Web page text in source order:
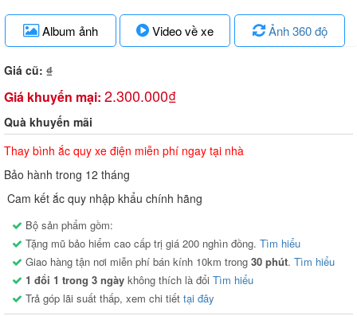
Album ảnh Video về xe Ảnh 360 độ
Giá cũ: ₫
Giá khuyến mại: 2.300.000₫
Quà khuyến mãi
Thay bình ắc quy xe điện miễn phí ngay tại nhà
Bảo hành trong 12 tháng
Cam kết ắc quy nhập khẩu chính hãng
Bộ sản phẩm gồm:
Tặng mũ bảo hiểm cao cấp trị giá 200 nghìn đồng. Tìm hiểu
Giao hàng tận nơi miễn phí bán kính 10km trong 30 phút. Tìm hiểu
1 đổi 1 trong 3 ngày không thích là đổi Tìm hiểu
Trả góp lãi suất thấp, xem chi tiết tại đây